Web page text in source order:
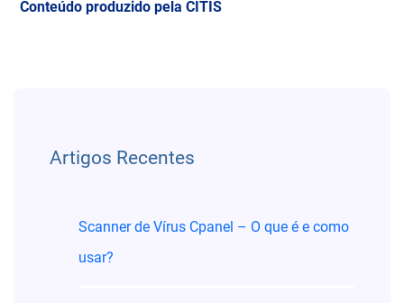
Conteúdo produzido pela CITIS
Artigos Recentes
Scanner de Vírus Cpanel – O que é e como
usar?